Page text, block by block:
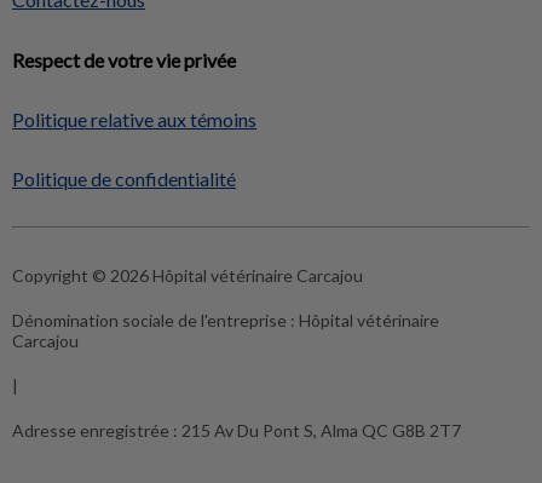
Respect de votre vie privée
Politique relative aux témoins
Politique de confidentialité
Copyright © 2026 Hôpital vétérinaire Carcajou
Dénomination sociale de l'entreprise : Hôpital vétérinaire
Carcajou
|
Adresse enregistrée : 215 Av Du Pont S, Alma QC G8B 2T7